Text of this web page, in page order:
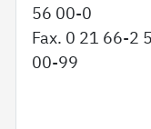
56 00-0
Fax. 0 21 66-2
00-99